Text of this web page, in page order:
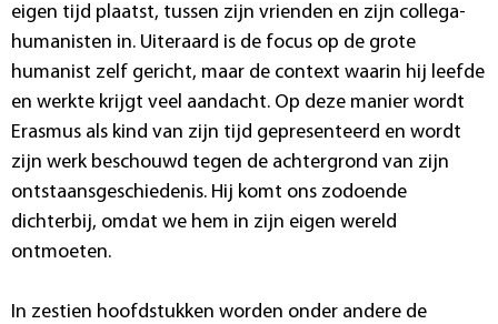
eigen tijd plaatst, tussen zijn vrienden en zijn collega-
humanisten in. Uiteraard is de focus op de grote
humanist zelf gericht, maar de context waarin hij leefde
en werkte krijgt veel aandacht. Op deze manier wordt
Erasmus als kind van zijn tijd gepresenteerd en wordt
zijn werk beschouwd tegen de achtergrond van zijn
ontstaansgeschiedenis. Hij komt ons zodoende
dichterbij, omdat we hem in zijn eigen wereld
ontmoeten.
In zestien hoofdstukken worden onder andere de